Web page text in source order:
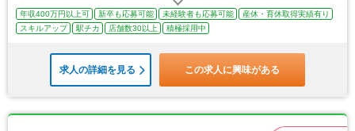
年収400万円以上可 新卒も応募可能 未経験者も応募可能
産休・育休取得実績有り
スキルアップ
駅チカ 店舗数30以上 積極採用中
求人の詳細を見る この求人に興味がある